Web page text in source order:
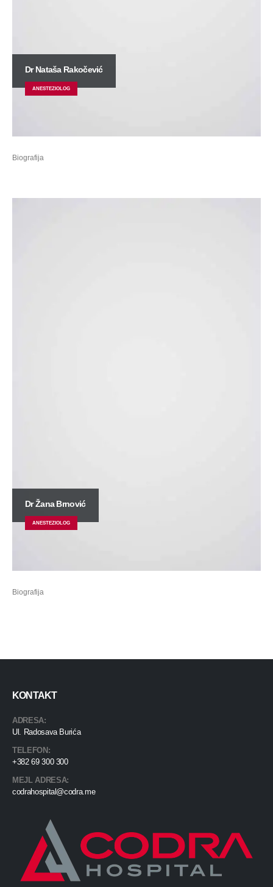
Dr Nataša Rakočević
ANESTEZIOLOG
Biografija
Dr Žana Brnović
ANESTEZIOLOG
Biografija
KONTAKT
ADRESA:
Ul. Radosava Burića
TELEFON:
+382 69 300 300
MEJL ADRESA:
codrahospital@codra.me